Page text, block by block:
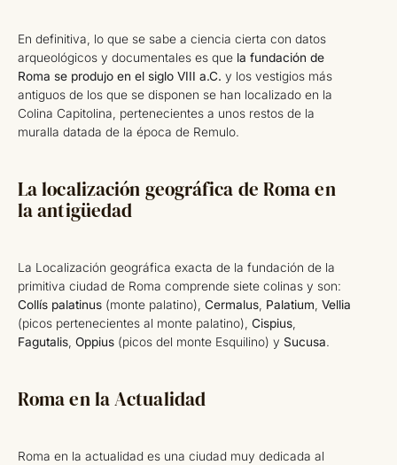
En definitiva, lo que se sabe a ciencia cierta con datos
arqueológicos y documentales es que la fundación de
Roma se produjo en el siglo VIII a.C. y los vestigios más
antiguos de los que se disponen se han localizado en la
Colina Capitolina, pertenecientes a unos restos de la
muralla datada de la época de Remulo.
La localización geográfica de Roma en
la antigüedad
La Localización geográfica exacta de la fundación de la
primitiva ciudad de Roma comprende siete colinas y son:
Collís palatinus (monte palatino), Cermalus Palatium Vellia
(picos pertenecientes al monte palatino), Cispius
Fagutalis Oppius (picos del monte Esquilino) y Sucusa.
Roma en la Actualidad
Roma en la actualidad es una ciudad muy dedicada al